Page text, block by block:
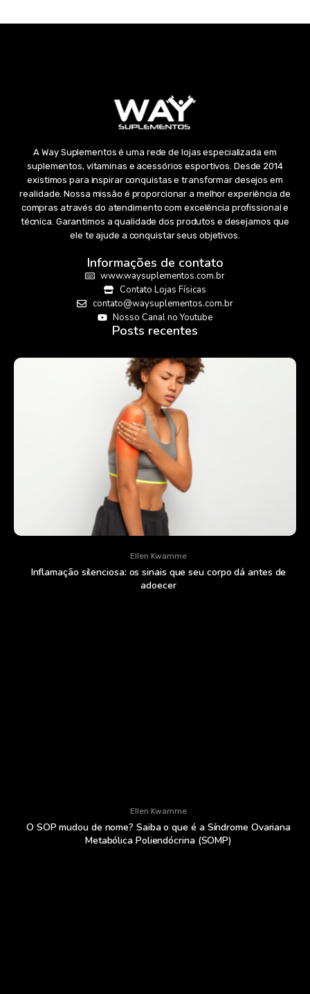
A Way Suplementos é uma rede de lojas especializada em
suplementos, vitaminas e acessórios esportivos. Desde 2014
existimos para inspirar conquistas e transformar desejos em
realidade. Nossa missão é proporcionar a melhor experiência de
compras através do atendimento com excelência profissional e
técnica. Garantimos a qualidade dos produtos e desejamos que
ele te ajude a conquistar seus objetivos.
Informações de contato
www.waysuplementos.com.br
Contato Lojas Físicas
contato@waysuplementos.com.br
Nosso Canal no Youtube
Posts recentes
Ellen Kwamme
Inflamação silenciosa: os sinais que seu corpo dá antes de
adoecer
Ellen Kwamme
O SOP mudou de nome? Saiba o que é a Síndrome Ovariana
Metabólica Poliendócrina (SOMP)